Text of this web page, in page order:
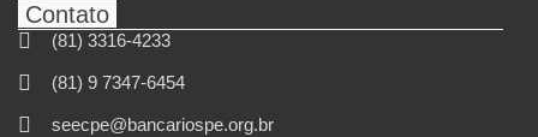
Contato
(81) 3316-4233
(81) 9 7347-6454
seecpe@bancariospe.org.br